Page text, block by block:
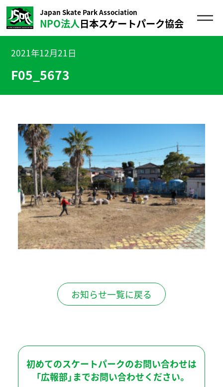
Japan Skate Park Association
NPO法人日本スケートパーク協会
2021年12月21日
F05_5673
お知らせ一覧に戻る
初めてのスケートパークのお問い合わせは
「広報部」までお問い合わせください。